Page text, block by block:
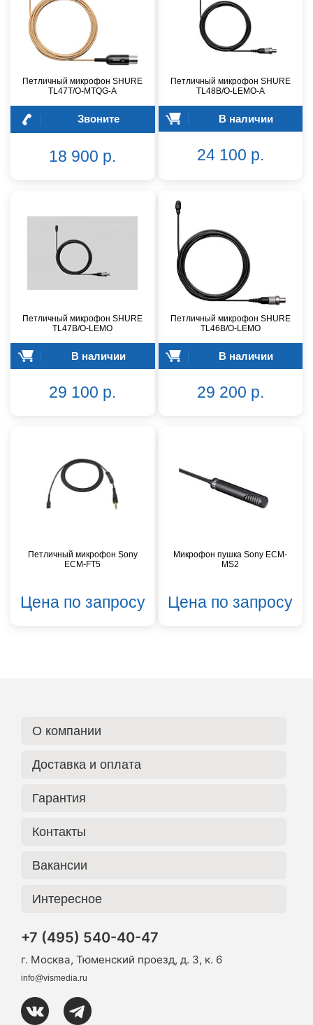
Петличный микрофон SHURE
TL47T/O-MTQG-A
Звоните
18 900 р.
Петличный микрофон SHURE
TL48B/O-LEMO-A
В наличии
24 100 р.
Петличный микрофон SHURE
TL47B/O-LEMO
В наличии
29 100 р.
Петличный микрофон SHURE
TL46B/O-LEMO
В наличии
29 200 р.
Петличный микрофон Sony
ECM-FT5
Цена по запросу
Микрофон пушка Sony ECM-
MS2
Цена по запросу
О компании
Доставка и оплата
Гарантия
Контакты
Вакансии
Интересное
+7 (495) 540-40-47
г. Москва, Тюменский проезд, д. 3, к. 6
info@vismedia.ru